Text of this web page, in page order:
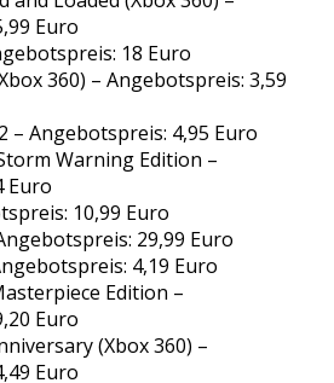
Euro
18 Euro
360) – Angebotspreis: 3,59
– Angebotspreis: 4,95 Euro
Warning Edition –
Euro
10,99 Euro
29,99 Euro
4,19 Euro
Edition –
Euro
(Xbox 360) –
Euro